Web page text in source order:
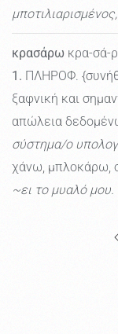
κρασάρω κρα-σά-
1. ΠΛΗΡΟΦ.
ξαφνική και
απώλεια
σύστημα/ο
χάνω, μπλοκάρω,
~ει το μυαλό